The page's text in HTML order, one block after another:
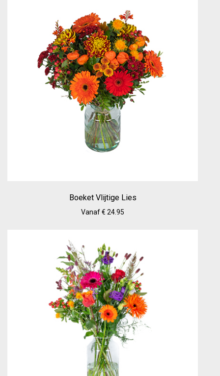
Boeket Vlijtige Lies
Vanaf € 24.95